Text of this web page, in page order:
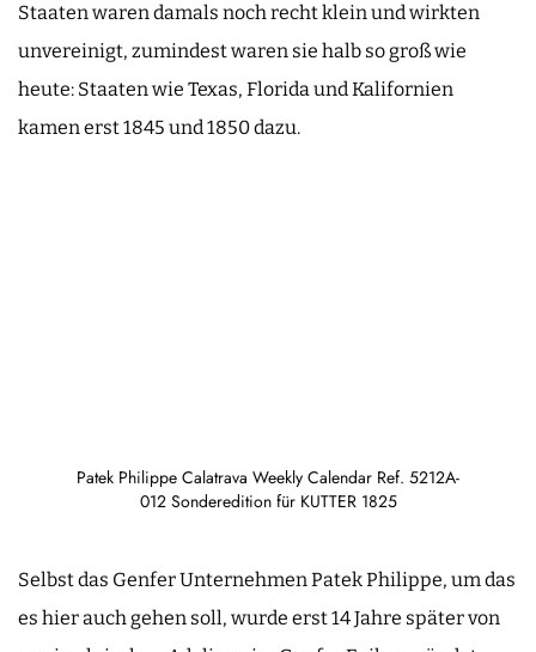
Staaten waren damals noch recht klein und wirkten
unvereinigt, zumindest waren sie halb so groß wie
heute: Staaten wie Texas, Florida und Kalifornien
kamen erst 1845 und 1850 dazu.
Patek Philippe Calatrava Weekly Calendar Ref. 5212A-
012 Sonderedition für KUTTER 1825
Selbst das Genfer Unternehmen Patek Philippe, um das
es hier auch gehen soll, wurde erst 14 Jahre später von